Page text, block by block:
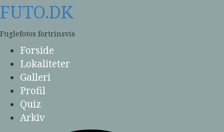
Skip
to
content
FUTO.DK
Fuglefotos fortrinsvis
Forside
Lokaliteter
Galleri
Profil
Quiz
Arkiv